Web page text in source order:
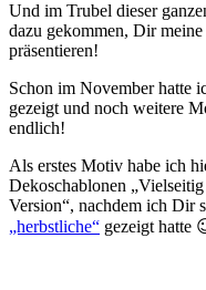
Und im Trubel dieser
dazu gekommen, Dir
präsentieren!
Schon im November hatte
gezeigt und noch weitere
endlich!
Als erstes Motiv habe ich
Dekoschablonen
Version“, nachdem ich Dir
„herbstliche“ gezeigt hatte